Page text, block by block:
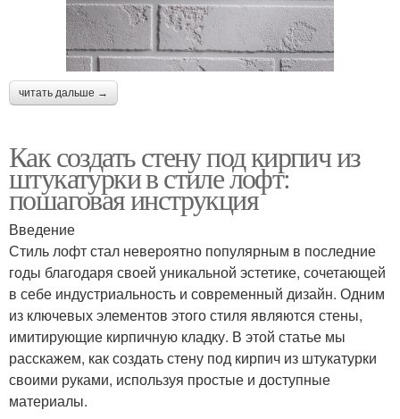
читать дальше →
Как создать стену под кирпич из
штукатурки в стиле лофт:
пошаговая инструкция
Введение
Стиль лофт стал невероятно популярным в последние
годы благодаря своей уникальной эстетике, сочетающей
в себе индустриальность и современный дизайн. Одним
из ключевых элементов этого стиля являются стены,
имитирующие кирпичную кладку. В этой статье мы
расскажем, как создать стену под кирпич из штукатурки
своими руками, используя простые и доступные
материалы.